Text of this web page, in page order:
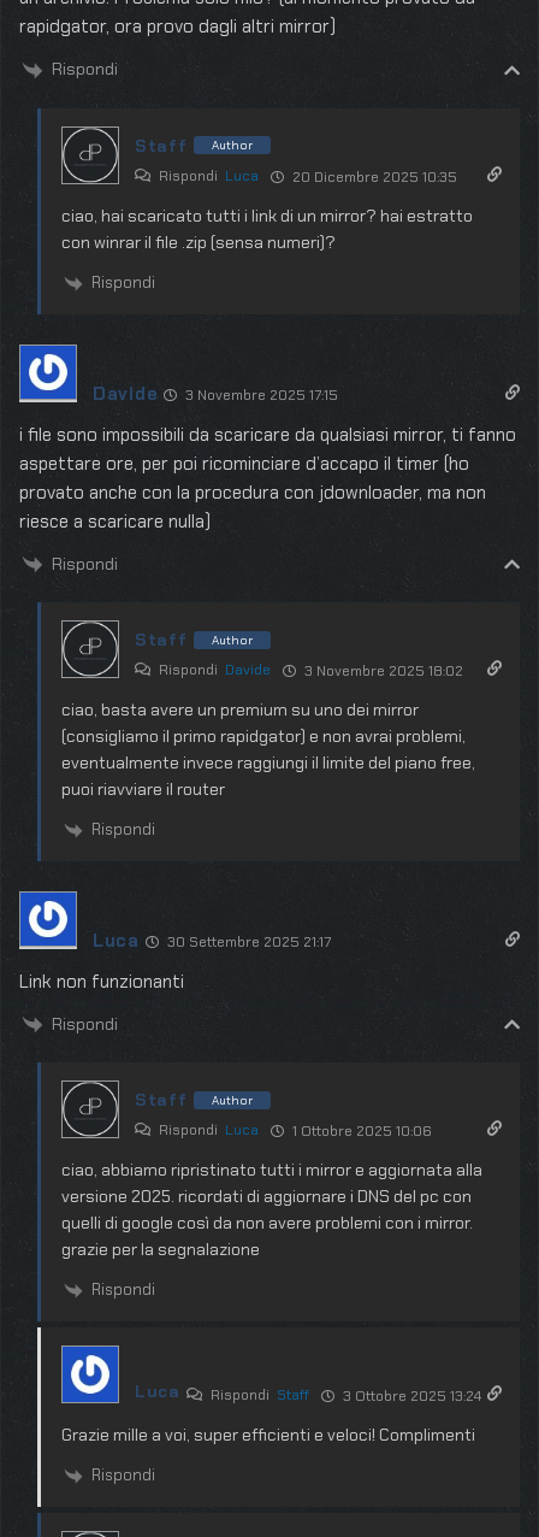
rapidgator, ora provo dagli altri mirror)
Rispondi
Staff Author
Rispondi Luca 20 Dicembre 2025 10:35
ciao, hai scaricato tutti i link di un mirror? hai estratto
con winrar il file .zip (sensa numeri)?
Rispondi
Davide 3 Novembre 2025 17:15
i file sono impossibili da scaricare da qualsiasi mirror, ti fanno
aspettare ore, per poi ricominciare d’accapo il timer (ho
provato anche con la procedura con jdownloader, ma non
riesce a scaricare nulla)
Rispondi
Staff Author
Rispondi Davide 3 Novembre 2025 18:02
ciao, basta avere un premium su uno dei mirror
(consigliamo il primo rapidgator) e non avrai problemi,
eventualmente invece raggiungi il limite del piano free,
puoi riavviare il router
Rispondi
Luca 30 Settembre 2025 21:17
Link non funzionanti
Rispondi
Staff Author
Rispondi Luca 1 Ottobre 2025 10:06
ciao, abbiamo ripristinato tutti i mirror e aggiornata alla
versione 2025. ricordati di aggiornare i DNS del pc con
quelli di google così da non avere problemi con i mirror.
grazie per la segnalazione
Rispondi
Luca Rispondi Staff 3 Ottobre 2025 13:24
Grazie mille a voi, super efficienti e veloci! Complimenti
Rispondi